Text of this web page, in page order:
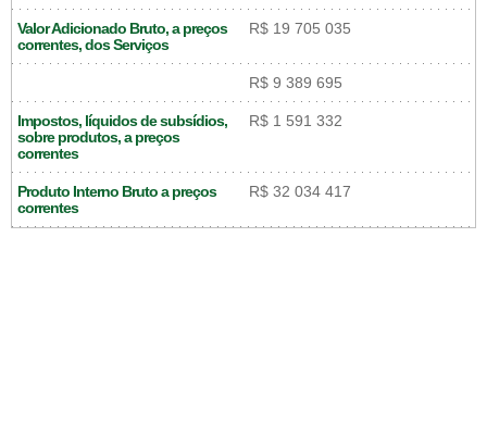
Valor Adicionado Bruto, a preços
correntes, dos Serviços
R$ 19 705 035
R$ 9 389 695
Impostos, líquidos de subsídios,
sobre produtos, a preços
correntes
R$ 1 591 332
Produto Interno Bruto a preços
correntes
R$ 32 034 417